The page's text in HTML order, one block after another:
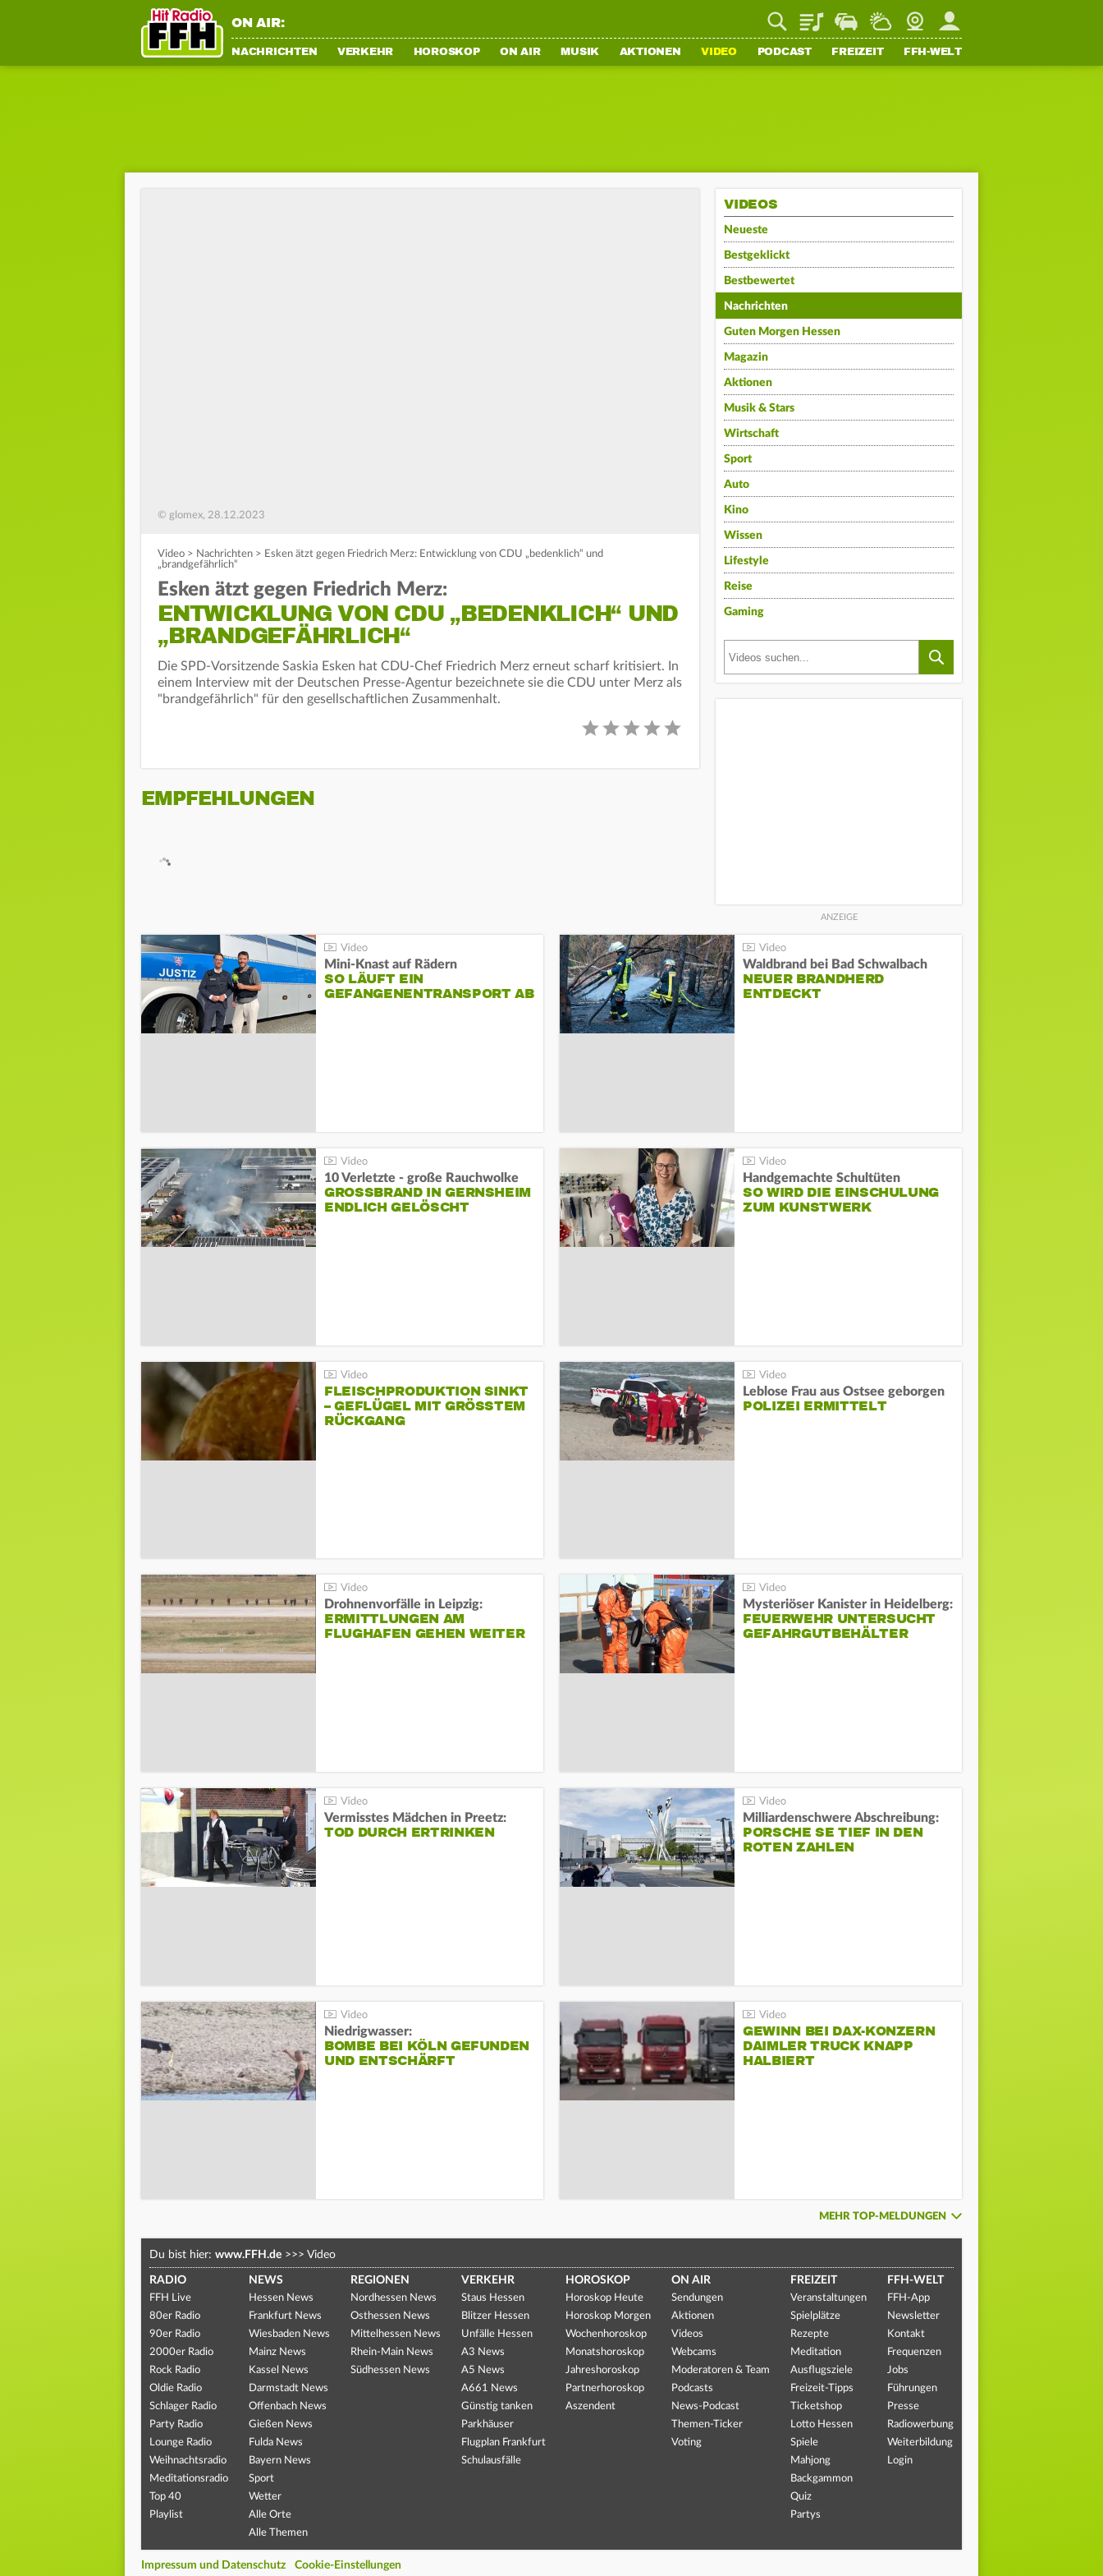
ON AIR: PlaylistStaupilotWetterWebcamMein FFH
NACHRICHTEN VERKEHR HOROSKOP ON AIR MUSIK AKTIONEN VIDEO PODCAST FREIZEIT FFH-WELT
© glomex, 28.12.2023
Video > Nachrichten > Esken ätzt gegen Friedrich Merz: Entwicklung von CDU „bedenklich“ und
„brandgefährlich“
Esken ätzt gegen Friedrich Merz:
ENTWICKLUNG VON CDU „BEDENKLICH“ UND
„BRANDGEFÄHRLICH“
Die SPD-Vorsitzende Saskia Esken hat CDU-Chef Friedrich Merz erneut scharf kritisiert. In
einem Interview mit der Deutschen Presse-Agentur bezeichnete sie die CDU unter Merz als
"brandgefährlich" für den gesellschaftlichen Zusammenhalt.
EMPFEHLUNGEN
VIDEOS
Neueste
Bestgeklickt
Bestbewertet
Nachrichten
Guten Morgen Hessen
Magazin
Aktionen
Musik & Stars
Wirtschaft
Sport
Auto
Kino
Wissen
Lifestyle
Reise
Gaming
Mini-Knast auf Rädern
SO LÄUFT EIN
GEFANGENENTRANSPORT AB
Waldbrand bei Bad Schwalbach
NEUER BRANDHERD
ENTDECKT
10 Verletzte - große Rauchwolke
GROSSBRAND IN GERNSHEIM E
NDLICH GELÖSCHT
Handgemachte Schultüten
SO WIRD DIE EINSCHULUNG
ZUM KUNSTWERK
FLEISCHPRODUKTION SINKT
– GEFLÜGEL MIT GRÖSSTEM R
ÜCKGANG
Leblose Frau aus Ostsee geborgen
POLIZEI ERMITTELT
Drohnenvorfälle in Leipzig:
ERMITTLUNGEN AM
FLUGHAFEN GEHEN WEITER
Mysteriöser Kanister in Heidelberg:
FEUERWEHR UNTERSUCHT
GEFAHRGUTBEHÄLTER
Vermisstes Mädchen in Preetz:
TOD DURCH ERTRINKEN
Milliardenschwere Abschreibung:
PORSCHE SE TIEF IN DEN
ROTEN ZAHLEN
Niedrigwasser:
BOMBE BEI KÖLN GEFUNDEN
UND ENTSCHÄRFT
GEWINN BEI DAX-KONZERN
DAIMLER TRUCK KNAPP
HALBIERT
MEHR TOP-MELDUNGEN
Du bist hier: www.FFH.de >>> Video
RADIO
FFH Live
80er Radio
90er Radio
2000er Radio
Rock Radio
Oldie Radio
Schlager Radio
Party Radio
Lounge Radio
Weihnachtsradio
Meditationsradio
Top 40
Playlist
NEWS
Hessen News
Frankfurt News
Wiesbaden News
Mainz News
Kassel News
Darmstadt News
Offenbach News
Gießen News
Fulda News
Bayern News
Sport
Wetter
Alle Orte
Alle Themen
REGIONEN
Nordhessen News
Osthessen News
Mittelhessen News
Rhein-Main News
Südhessen News
VERKEHR
Staus Hessen
Blitzer Hessen
Unfälle Hessen
A3 News
A5 News
A661 News
Günstig tanken
Parkhäuser
Flugplan Frankfurt
Schulausfälle
HOROSKOP
Horoskop Heute
Horoskop Morgen
Wochenhoroskop
Monatshoroskop
Jahreshoroskop
Partnerhoroskop
Aszendent
ON AIR
Sendungen
Aktionen
Videos
Webcams
Moderatoren & Team
Podcasts
News-Podcast
Themen-Ticker
Voting
FREIZEIT
Veranstaltungen
Spielplätze
Rezepte
Meditation
Ausflugsziele
Freizeit-Tipps
Ticketshop
Lotto Hessen
Spiele
Mahjong
Backgammon
Quiz
Partys
FFH-WELT
FFH-App
Newsletter
Kontakt
Frequenzen
Jobs
Führungen
Presse
Radiowerbung
Weiterbildung
Login
Impressum und Datenschutz Cookie-Einstellungen